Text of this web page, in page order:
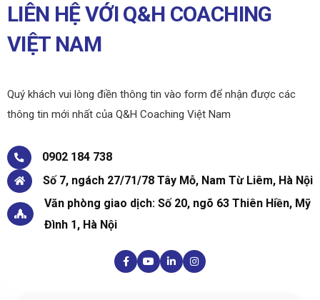
LIÊN HỆ VỚI Q&H COACHING
VIỆT NAM
Quý khách vui lòng điền thông tin vào form để nhận được các
thông tin mới nhất của Q&H Coaching Việt Nam
0902 184 738
Số 7, ngách 27/71/78 Tây Mỗ, Nam Từ Liêm, Hà Nội
Văn phòng giao dịch: Số 20, ngõ 63 Thiên Hiền, Mỹ
Đình 1, Hà Nội